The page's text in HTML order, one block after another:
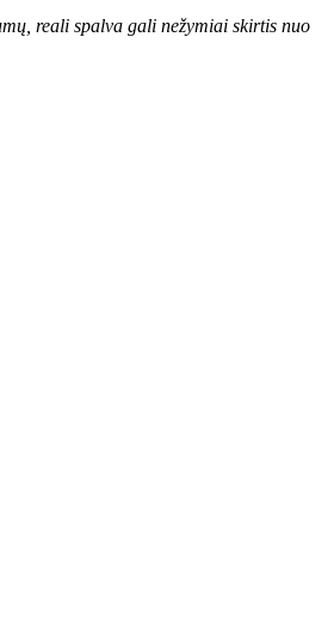
reali spalva gali nežymiai skirtis nuo